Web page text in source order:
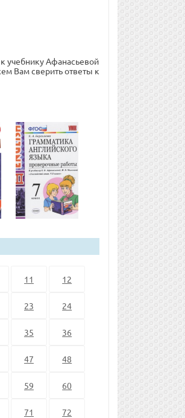
учебнику Афанасьевой
Вам сверить ответы к
11 12
23 24
35 36
47 48
59 60
71 72